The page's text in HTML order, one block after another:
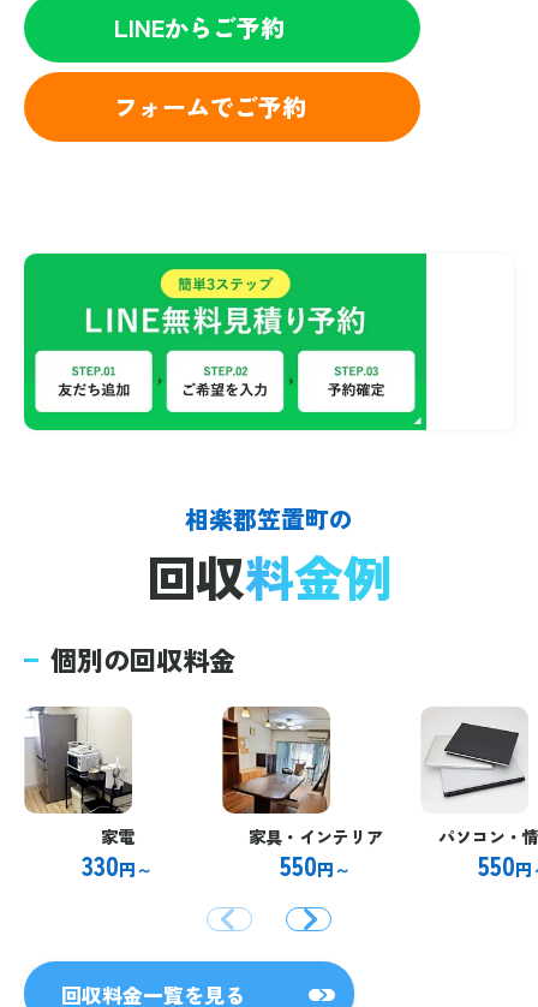
LINEからご予約
フォームでご予約
相楽郡笠置町の
回収料金例
個別の回収料金
家電
330円～
家具・インテリア
550円～
パソコン・
550円
回収料金一覧を見る